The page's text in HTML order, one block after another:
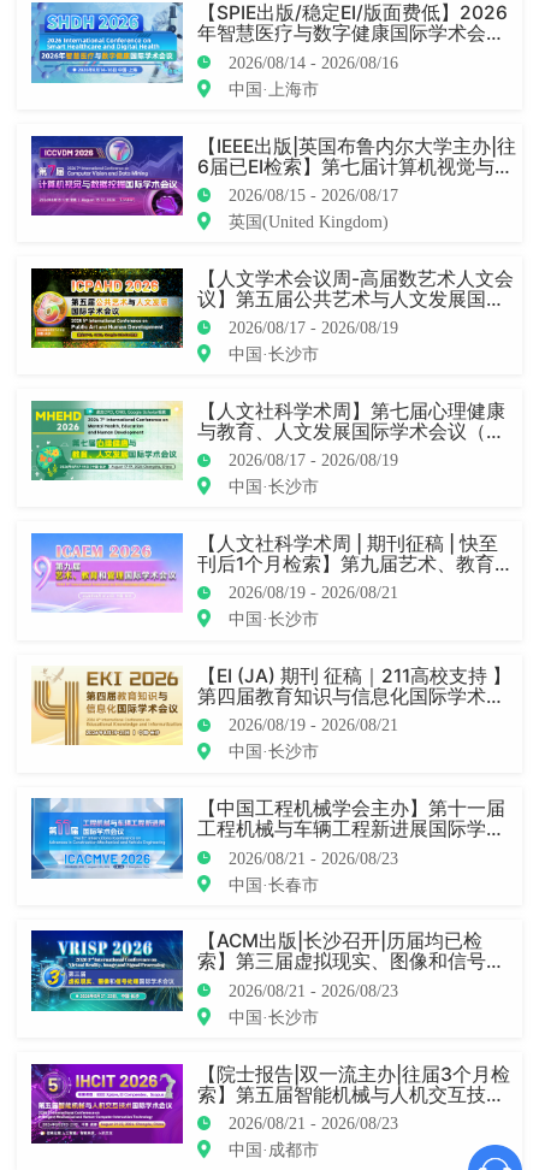
【SPIE出版/稳定EI/版面费低】2026
年智慧医疗与数字健康国际学术会议
（SHDH 2026）
2026/08/14 - 2026/08/16
中国·上海市
【IEEE出版|英国布鲁内尔大学主办|往
6届已EI检索】第七届计算机视觉与数
据挖掘国际学术会议（ICCVDM 202
6）
2026/08/15 - 2026/08/17
英国(United Kingdom)
【人文学术会议周-高届数艺术人文会
议】第五届公共艺术与人文发展国际
学术会议 (ICPAHD 2026)
2026/08/17 - 2026/08/19
中国·长沙市
【人文社科学术周】第七届心理健康
与教育、人文发展国际学术会议（M
HEHD 2026）
2026/08/17 - 2026/08/19
中国·长沙市
【人文社科学术周 | 期刊征稿 | 快至
刊后1个月检索】第九届艺术、教育与
管理国际学术会议（ICAEM 2026) -
第三期
2026/08/19 - 2026/08/21
中国·长沙市
【EI (JA) 期刊 征稿｜211高校支持 】
第四届教育知识与信息化国际学术会
议（EKI 2026）
2026/08/19 - 2026/08/21
中国·长沙市
【中国工程机械学会主办】第十一届
工程机械与车辆工程新进展国际学术
会议（ICACMVE 2026）
2026/08/21 - 2026/08/23
中国·长春市
【ACM出版|长沙召开|历届均已检
索】第三届虚拟现实、图像和信号处
理国际学术会议（VRISP 2026）
2026/08/21 - 2026/08/23
中国·长沙市
【院士报告|双一流主办|往届3个月检
索】第五届智能机械与人机交互技术
学术会议（IHCIT 2026）
2026/08/21 - 2026/08/23
中国·成都市